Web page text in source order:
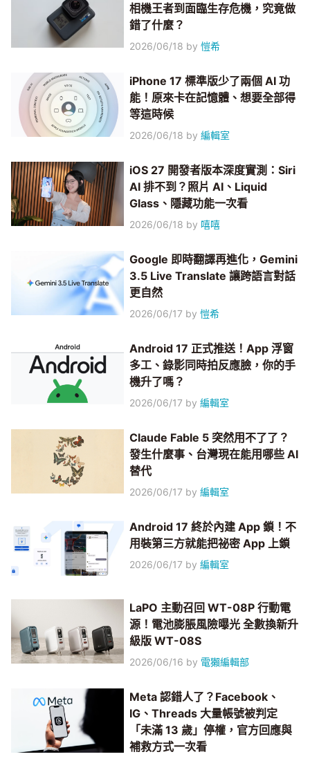
相機王者到面臨生存危機，究竟做
錯了什麼？
2026/06/18 by愷希
iPhone 17 標準版少了兩個 AI 功
能！原來卡在記憶體、想要全部得
等這時候
2026/06/18 by編輯室
iOS 27 開發者版本深度實測：Siri
AI 排不到？照片 AI、Liquid
Glass、隱藏功能一次看
2026/06/18 by 嘻嘻
Google 即時翻譯再進化，Gemini
3.5 Live Translate 讓跨語言對話
更自然
2026/06/17 by愷希
Android 17 正式推送！App 浮窗
多工、錄影同時拍反應臉，你的手
機升了嗎？
2026/06/17 by編輯室
Claude Fable 5 突然用不了了？
發生什麼事、台灣現在能用哪些 AI
替代
2026/06/17 by編輯室
Android 17 終於內建 App 鎖！不
用裝第三方就能把祕密 App 上鎖
2026/06/17 by編輯室
LaPO 主動召回 WT-08P 行動電
源！電池膨脹風險曝光 全數換新升
級版 WT-08S
2026/06/16 by 電獺編輯部
Meta 認錯人了？Facebook、
IG、Threads 大量帳號被判定
「未滿 13 歲」停權，官方回應與
補救方式一次看